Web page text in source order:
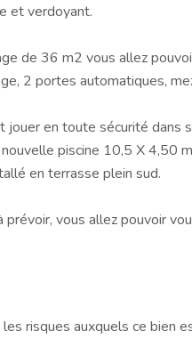
et verdoyant.
de 36 m2 vous allez
2 portes automatiques,
jouer en toute sécurité dans
piscine 10,5 X 4,50
en terrasse plein sud.
prévoir, vous allez pouvoir
risques auxquels ce bien